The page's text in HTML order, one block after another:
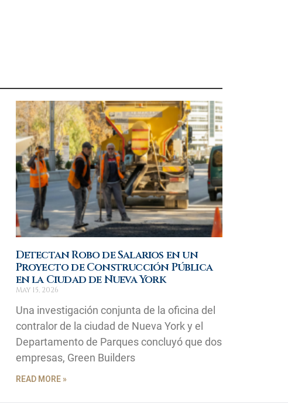
Detectan Robo de Salarios en un
Proyecto de Construcción Pública
en la Ciudad de Nueva York
May 15, 2026
Una investigación conjunta de la oficina del
contralor de la ciudad de Nueva York y el
Departamento de Parques concluyó que dos
empresas, Green Builders
READ MORE »